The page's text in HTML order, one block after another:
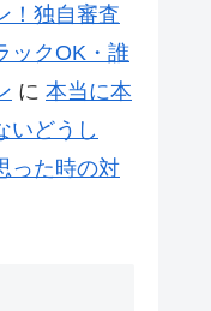
！独自審査
ックOK・誰
に 本当に本
いどうし
った時の対